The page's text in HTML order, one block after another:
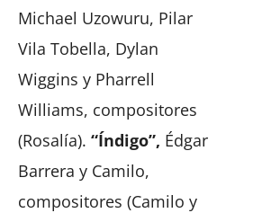
Michael Uzowuru, Pilar
Vila Tobella, Dylan
Wiggins y Pharrell
Williams, compositores
(Rosalía). “Índigo”, Édgar
Barrera y Camilo,
compositores (Camilo y